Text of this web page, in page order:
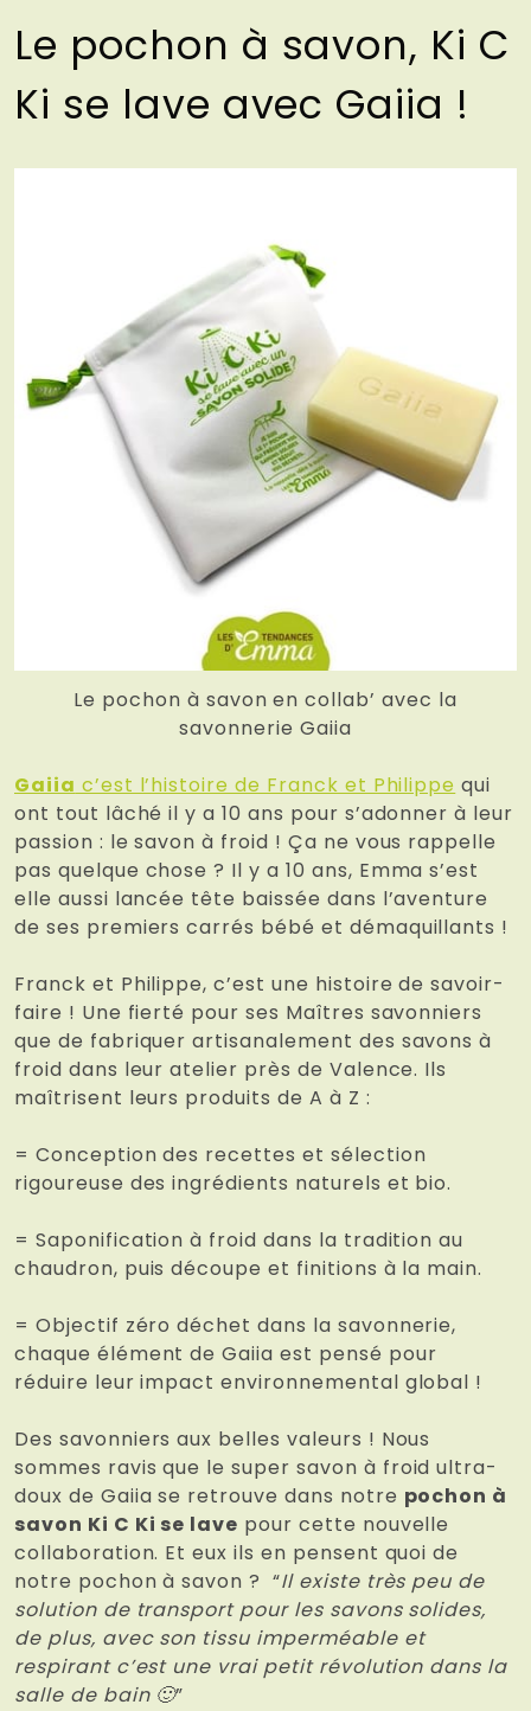
Le pochon à savon, Ki C
Ki se lave avec Gaiia !
Le pochon à savon en collab’ avec la
savonnerie Gaiia
Gaiia c’est l’histoire de Franck et Philippe qui
ont tout lâché il y a 10 ans pour s’adonner à leur
passion : le savon à froid ! Ça ne vous rappelle
pas quelque chose ? Il y a 10 ans, Emma s’est
elle aussi lancée tête baissée dans l’aventure
de ses premiers carrés bébé et démaquillants !
Franck et Philippe, c’est une histoire de savoir-
faire ! Une fierté pour ses Maîtres savonniers
que de fabriquer artisanalement des savons à
froid dans leur atelier près de Valence. Ils
maîtrisent leurs produits de A à Z :
= Conception des recettes et sélection
rigoureuse des ingrédients naturels et bio.
= Saponification à froid dans la tradition au
chaudron, puis découpe et finitions à la main.
= Objectif zéro déchet dans la savonnerie,
chaque élément de Gaiia est pensé pour
réduire leur impact environnemental global !
Des savonniers aux belles valeurs ! Nous
sommes ravis que le super savon à froid ultra-
doux de Gaiia se retrouve dans notre pochon à
savon Ki C Ki se lave pour cette nouvelle
collaboration. Et eux ils en pensent quoi de
notre pochon à savon ?“Il existe très peu de
solution de transport pour les savons solides,
de plus, avec son tissu imperméable et
respirant c’est une vrai petit révolution dans la
salle de bain 🙂”